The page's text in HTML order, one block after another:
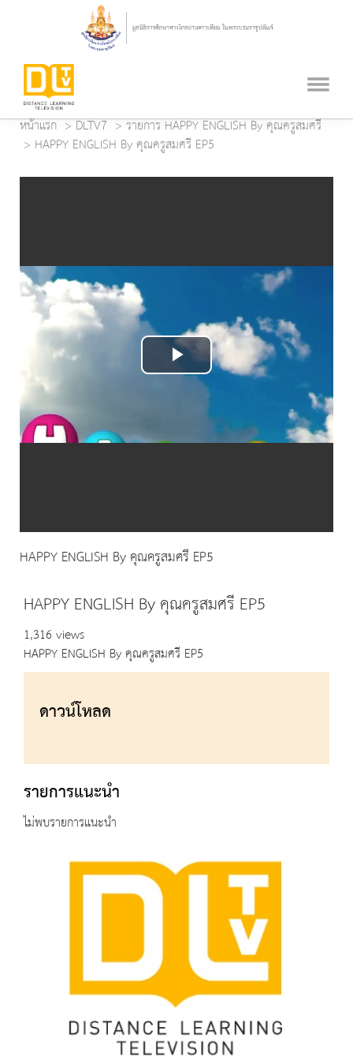
หน้าแรก DLTV7
รายการ HAPPY ENGLISH By คุณครูสมศรี
HAPPY ENGLISH By คุณครูสมศรี EP5
Play
HAPPY ENGLISH By คุณครูสมศรี EP5
HAPPY ENGLISH By คุณครูสมศรี EP5
1,316 views
HAPPY ENGLISH By คุณครูสมศรี EP5
ดาวน์โหลด
รายการแนะนำ
ไม่พบรายการแนะนำ